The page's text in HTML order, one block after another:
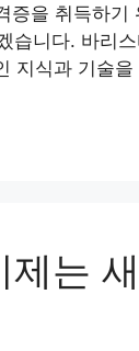
증을 취득하기
습니다. 바리
지식과 기술
는